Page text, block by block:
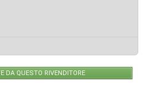
DA QUESTO RIVENDITORE